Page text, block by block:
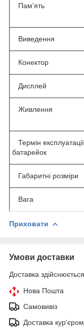
Пам'ять
Виведення
Конектор
Дисплей
Живлення
Термін експлуатації
батарейок
Габаритні розміри
Вага
Приховати
Умови доставки
Доставка
Нова Пошта
Самовивіз
Доставка кур'єром